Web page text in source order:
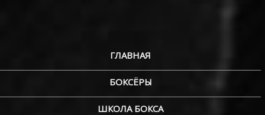
ГЛАВНАЯ
БОКСЁРЫ
ШКОЛА БОКСА